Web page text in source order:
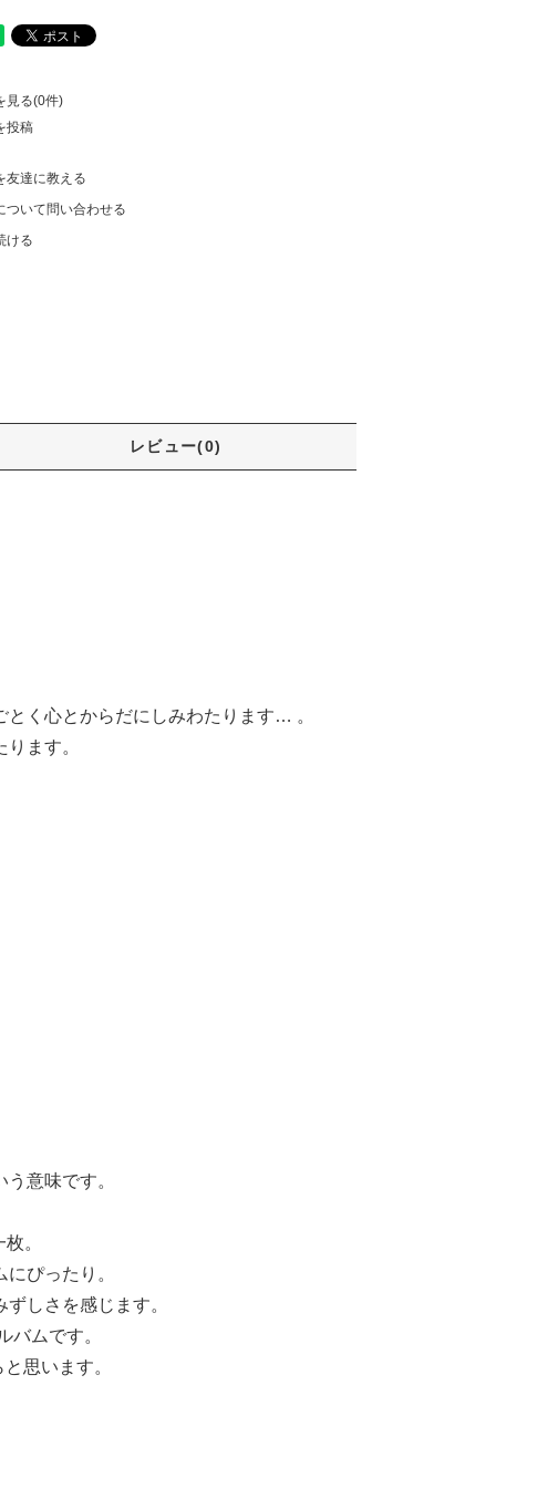
見る(0件)
投稿
友達に教える
ついて問い合わせる
ける
レビュー(0)
く心とからだにしみわたります… 。
ます。
意味です。
。
ぴったり。
しさを感じます。
バムです。
思います。